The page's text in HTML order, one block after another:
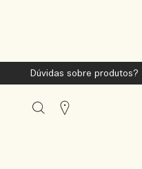
Dúvidas sobre produtos?
Stores